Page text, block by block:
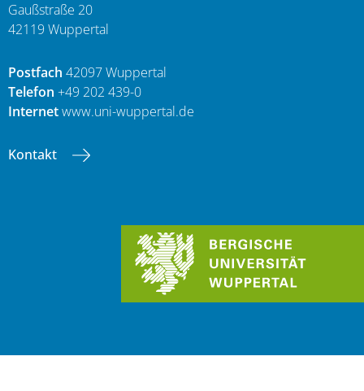
Gaußstraße 20
42119 Wuppertal
Postfach 42097 Wuppertal
Telefon +49 202 439-0
Internetwww.uni-wuppertal.de
Kontakt